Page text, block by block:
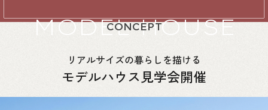
CONCEPT
MODEL HOUSE
リアルサイズの暮らしを描ける
モデルハウス見学会開催